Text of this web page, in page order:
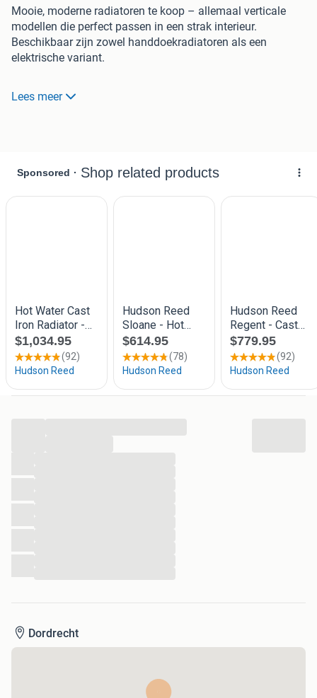
Mooie, moderne radiatoren te koop – allemaal verticale
modellen die perfect passen in een strak interieur.
Beschikbaar zijn zowel handdoekradiatoren als een
elektrische variant.
Het gaat om showroommodellen, dus in zeer nette staat en
vaak nauwelijks gebruikt – een goede kans om kwaliteit te
je op het oog hebt, dan krijg je direct de prijs.
Alleen afhalen. Zelf demonteren heeft de voorkeur
Lees meer
Dordrecht